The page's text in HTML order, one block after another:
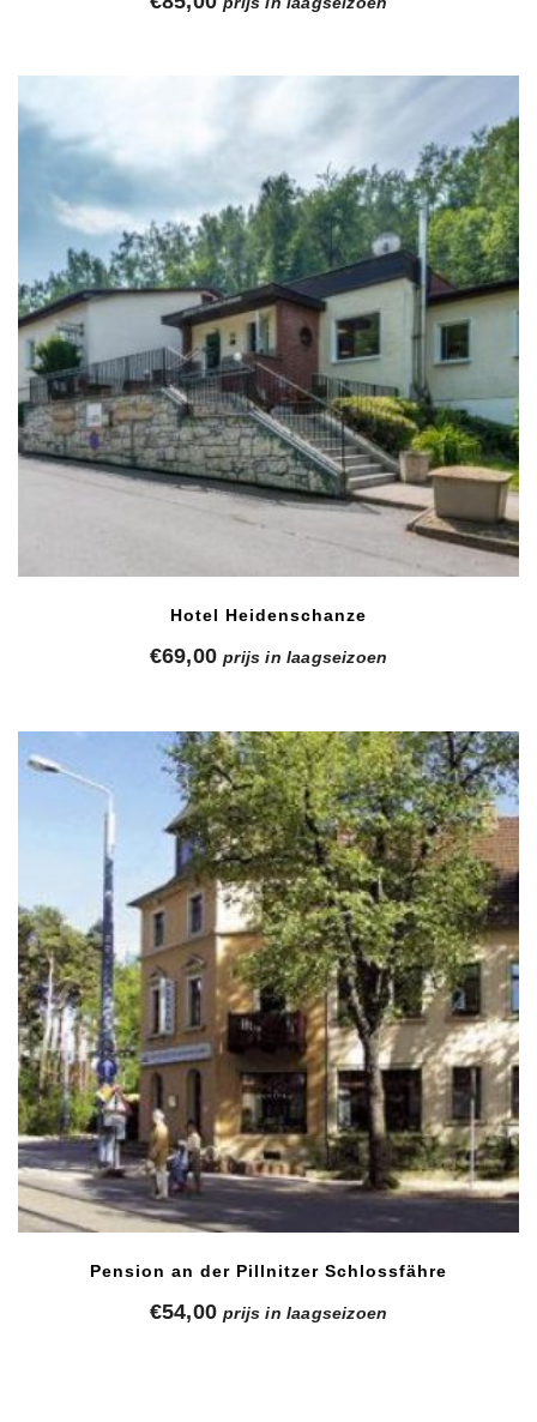
Hotel Heidenschanze
€69,00 prijs in laagseizoen
Pension an der Pillnitzer Schlossfähre
€54,00 prijs in laagseizoen